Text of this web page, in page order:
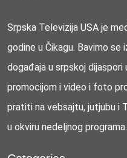
Srpska Televizija USA je
godine u Čikagu. Bavimo se
događaja u srpskoj dijaspori
promocijom i video i foto
pratiti na vebsajtu, jutjubu i
u okviru nedeljnog programa.